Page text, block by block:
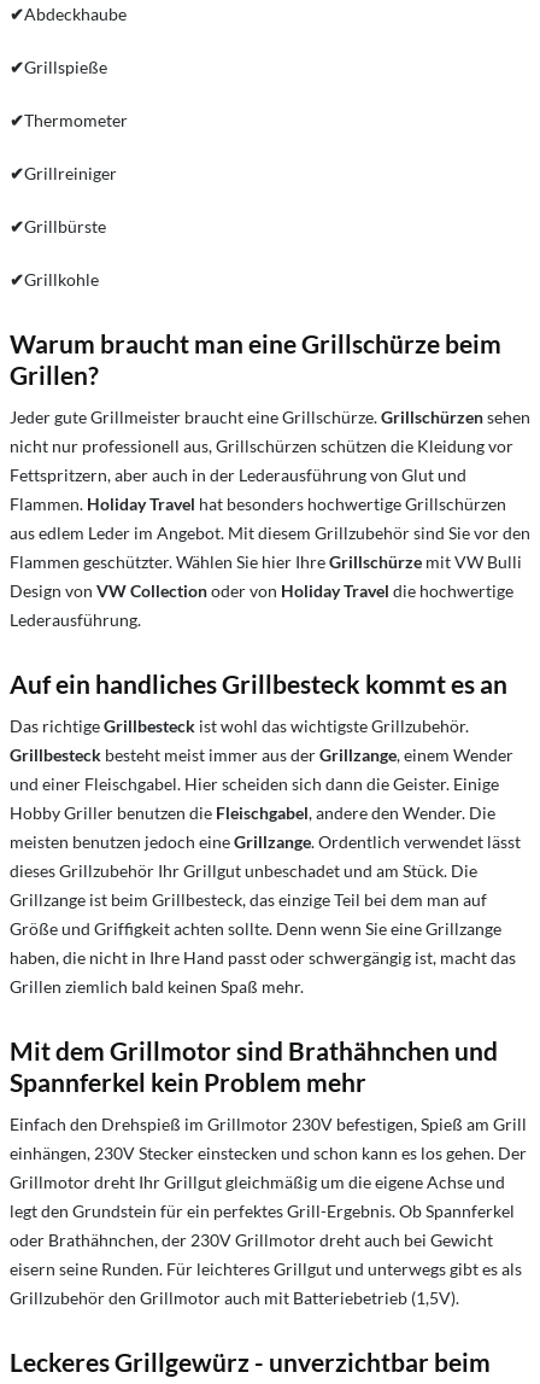
✔Abdeckhaube
✔Grillspieße
✔Thermometer
✔Grillreiniger
✔Grillbürste
✔Grillkohle
Warum braucht man eine Grillschürze beim
Grillen?
Jeder gute Grillmeister braucht eine Grillschürze.Grillschürzensehen
nicht nur professionell aus, Grillschürzen schützen die Kleidung vor
Fettspritzern, aber auch in der Lederausführung von Glut und
Flammen. Holiday Travel hat besonders hochwertige Grillschürzen
aus edlem Leder im Angebot. Mit diesem Grillzubehör sind Sie vor den
Flammen geschützter. Wählen Sie hier IhreGrillschürze mit VW Bulli
Design von VW Collectionoder von Holiday Travel die hochwertige
Lederausführung.
Auf ein handliches Grillbesteck kommt es an
Das richtigeGrillbesteck ist wohl das wichtigste Grillzubehör.
Grillbesteck besteht meist immer aus derGrillzange, einem Wender
und einer Fleischgabel. Hier scheiden sich dann die Geister. Einige
Hobby Griller benutzen die Fleischgabel, andere den Wender. Die
meisten benutzen jedoch eineGrillzange. Ordentlich verwendet lässt
dieses Grillzubehör Ihr Grillgut unbeschadet und am Stück. Die
Grillzange ist beim Grillbesteck, das einzige Teil bei dem man auf
Größe und Griffigkeit achten sollte. Denn wenn Sie eine Grillzange
haben, die nicht in Ihre Hand passt oder schwergängig ist, macht das
Grillen ziemlich bald keinen Spaß mehr.
Mit dem Grillmotor sind Brathähnchen und
Spannferkel kein Problem mehr
Einfach den Drehspieß im Grillmotor 230V befestigen, Spieß am Grill
einhängen, 230V Stecker einstecken und schon kann es los gehen. Der
Grillmotor dreht Ihr Grillgut gleichmäßig um die eigene Achse und
legt den Grundstein für ein perfektes Grill-Ergebnis. Ob Spannferkel
oder Brathähnchen, der 230V Grillmotor dreht auch bei Gewicht
eisern seine Runden. Für leichteres Grillgut und unterwegs gibt es als
Grillzubehör den Grillmotor auch mit Batteriebetrieb (1,5V).
Leckeres Grillgewürz - unverzichtbar beim